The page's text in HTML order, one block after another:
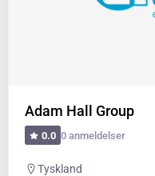
Adam Hall Group
0.0 0 anmeldelser
Tyskland